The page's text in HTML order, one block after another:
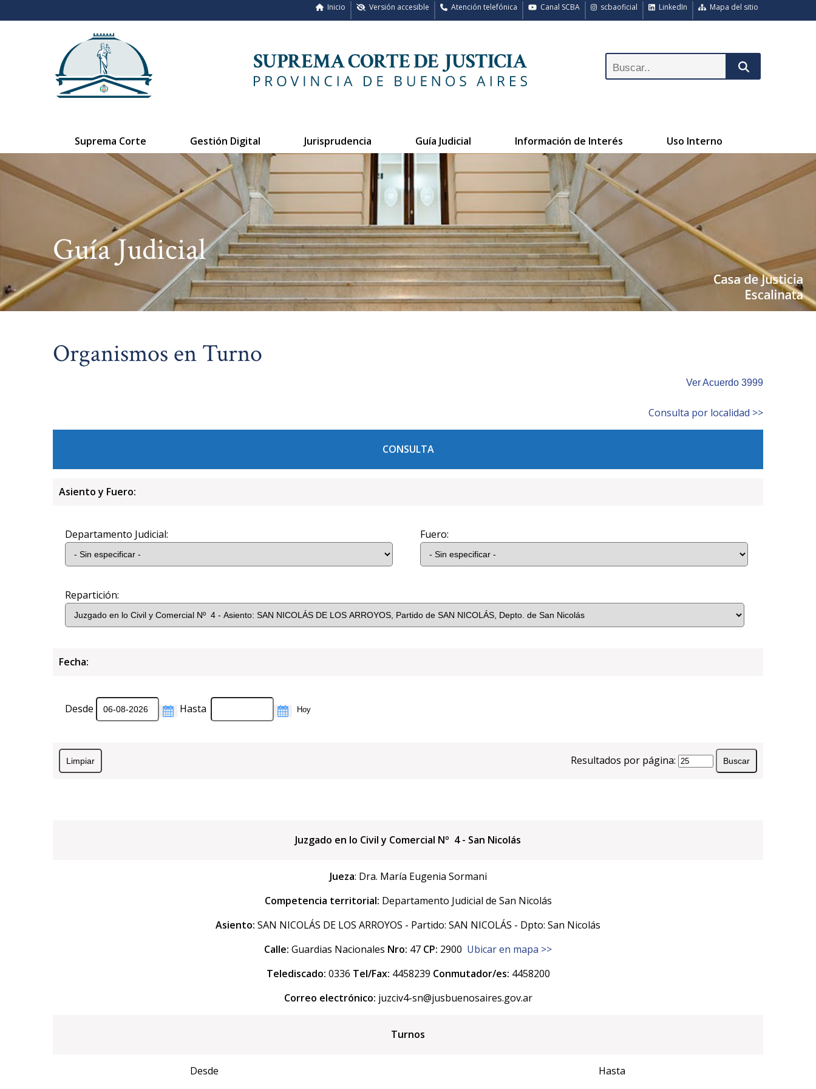
Mapa del sitio
LinkedIn
scbaoficial
Canal SCBA
Atención telefónica
Versión accesible
Inicio
Suprema Corte Gestión Digital Jurisprudencia Guía Judicial Información de Interés Uso Interno
Guía Judicial
Organismos en Turno
Ver Acuerdo 3999
Consulta por localidad >>
CONSULTA
Asiento y Fuero:
Departamento Judicial: Fuero:
Repartición:
Fecha:
Desde Hasta
Resultados por página:
Juzgado en lo Civil y Comercial Nº 4 - San Nicolás
Jueza: Dra. María Eugenia Sormani
Competencia territorial: Departamento Judicial de San Nicolás
Asiento: SAN NICOLÁS DE LOS ARROYOS - Partido: SAN NICOLÁS - Dpto: San Nicolás
Calle: Guardias Nacionales Nro: 47 CP: 2900 Ubicar en mapa >>
Telediscado: 0336 Tel/Fax: 4458239 Conmutador/es: 4458200
Correo electrónico: juzciv4-sn@jusbuenosaires.gov.ar
Turnos
Desde
Hasta